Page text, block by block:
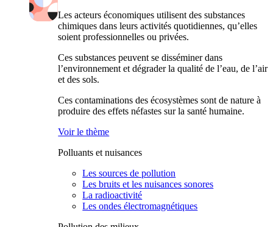
Les acteurs économiques utilisent des substances
chimiques dans leurs activités quotidiennes, qu’elles
soient professionnelles ou privées.
Ces substances peuvent se disséminer dans
l’environnement et dégrader la qualité de l’eau, de l’air
et des sols.
Ces contaminations des écosystèmes sont de nature à
produire des effets néfastes sur la santé humaine.
Voir le thème
Polluants et nuisances
Les sources de pollution
Les bruits et les nuisances sonores
La radioactivité
Les ondes électromagnétiques